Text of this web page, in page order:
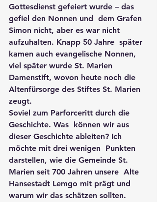
Gottesdienst gefeiert wurde – das
gefiel den Nonnen und  dem Grafen
Simon nicht, aber es war nicht
aufzuhalten. Knapp 50 Jahre  später
kamen auch evangelische Nonnen,
viel später wurde St. Marien
Damenstift, wovon heute noch die
Altenfürsorge des Stiftes St. Marien
zeugt.
Soviel zum Parforceritt durch die
Geschichte. Was  können wir aus
dieser Geschichte ableiten? Ich
möchte mit drei wenigen  Punkten
darstellen, wie die Gemeinde St.
Marien seit 700 Jahren unsere  Alte
Hansestadt Lemgo mit prägt und
warum wir das schätzen sollten.